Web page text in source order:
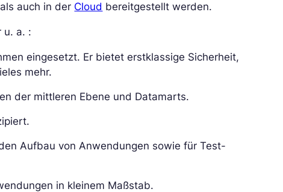
auch in der Cloud bereitgestellt werden.
u. a. :
eingesetzt. Er bietet erstklassige Sicherheit,
mehr.
der mittleren Ebene und Datamarts.
Aufbau von Anwendungen sowie für Test-
in kleinem Maßstab.